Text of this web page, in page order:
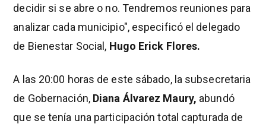
decidir si se abre o no. Tendremos reuniones para
analizar cada municipio", especificó el delegado
de Bienestar Social, Hugo Erick Flores.
A las 20:00 horas de este sábado, la subsecretaria
de Gobernación, Diana Álvarez Maury, abundó
que se tenía una participación total capturada de